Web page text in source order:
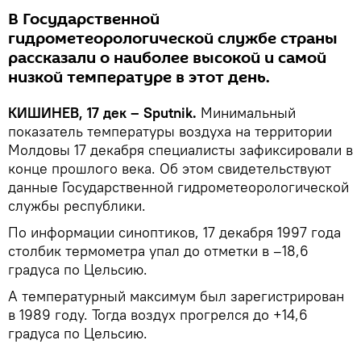
В Государственной
гидрометеорологической службе страны
рассказали о наиболее высокой и самой
низкой температуре в этот день.
КИШИНЕВ, 17 дек – Sputnik. Минимальный
показатель температуры воздуха на территории
Молдовы 17 декабря специалисты зафиксировали в
конце прошлого века. Об этом свидетельствуют
данные Государственной гидрометеорологической
службы республики.
По информации синоптиков, 17 декабря 1997 года
столбик термометра упал до отметки в –18,6
градуса по Цельсию.
А температурный максимум был зарегистрирован
в 1989 году. Тогда воздух прогрелся до +14,6
градуса по Цельсию.